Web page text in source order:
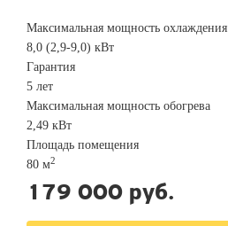
Максимальная мощность охлаждения
8,0 (2,9-9,0) кВт
Гарантия
5 лет
Максимальная мощность обогрева
2,49 кВт
Площадь помещения
80 м2
179 000 руб.